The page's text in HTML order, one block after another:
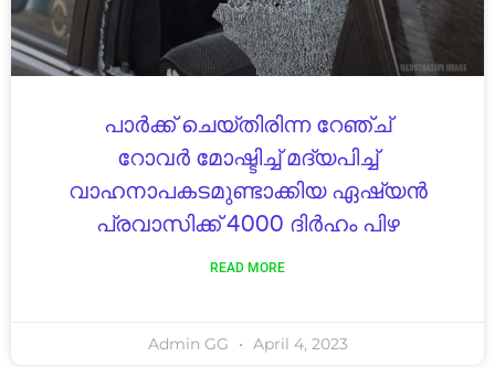
പാർക്ക് ചെയ്തിരിന്ന റേഞ്ച്
റോവർ മോഷ്ടിച്ച് മദ്യപിച്ച്
വാഹനാപകടമുണ്ടാക്കിയ ഏഷ്യൻ
പ്രവാസിക്ക് 4000 ദിർഹം പിഴ
READ MORE
Admin GG April 4, 2023